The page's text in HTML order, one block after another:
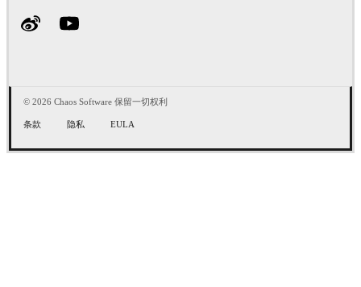
© 2026 Chaos Software 保留一切权利
条款 隐私 EULA